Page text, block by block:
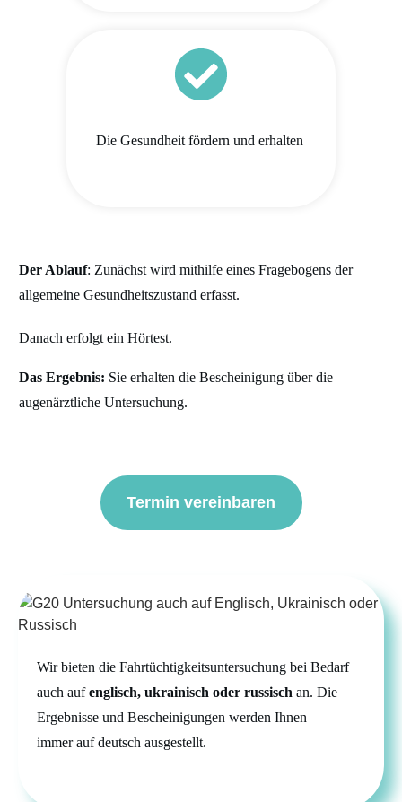
Die Gesundheit fördern und erhalten
Der Ablauf: Zunächst wird mithilfe eines Fragebogens der
allgemeine Gesundheitszustand erfasst.
Danach erfolgt ein Hörtest.
Das Ergebnis: Sie erhalten die Bescheinigung über die
augenärztliche Untersuchung.
Termin vereinbaren
Wir bieten die Fahrtüchtigkeitsuntersuchung bei Bedarf
auch aufenglisch, ukrainisch oder russisch an. Die
Ergebnisse und Bescheinigungen werden Ihnen
immerauf deutsch ausgestellt.